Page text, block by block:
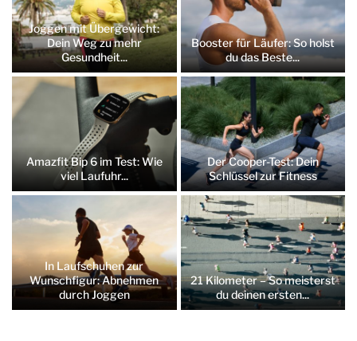
Joggen mit Übergewicht:
Dein Weg zu mehr
Gesundheit...
Booster für Läufer: So holst
du das Beste...
Amazfit Bip 6 im Test: Wie
viel Laufuhr...
Der Cooper-Test: Dein
Schlüssel zur Fitness
In Laufschuhen zur
Wunschfigur: Abnehmen
durch Joggen
21 Kilometer – So meisterst
du deinen ersten...